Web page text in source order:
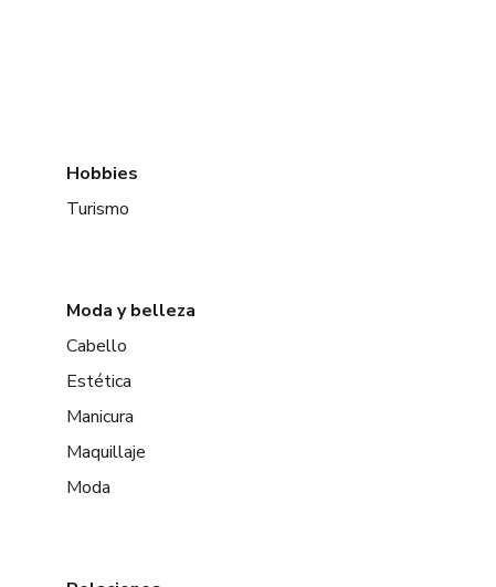
Hobbies
Turismo
Moda y belleza
Cabello
Estética
Manicura
Maquillaje
Moda